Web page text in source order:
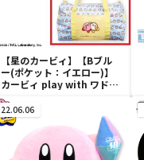
【星のカービィ】【Bブル
ー(ポケット：イエロー)】
カービィ play with ワドル
ディ ボストンバッグ
22.06.06